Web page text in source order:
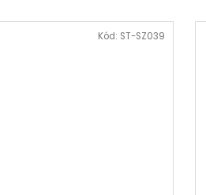
Kód: ST-SZ039